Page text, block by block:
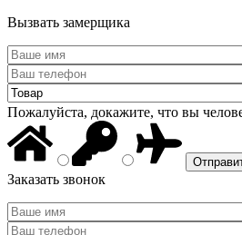
Вызвать замерщика
Пожалуйста, докажите, что вы
Заказать звонок